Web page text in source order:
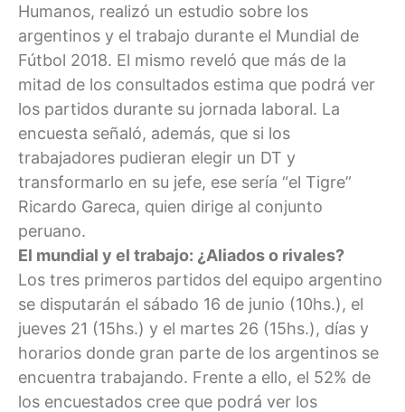
Humanos, realizó un estudio sobre los
argentinos y el trabajo durante el Mundial de
Fútbol 2018. El mismo reveló que más de la
mitad de los consultados estima que podrá ver
los partidos durante su jornada laboral. La
encuesta señaló, además, que si los
trabajadores pudieran elegir un DT y
transformarlo en su jefe, ese sería “el Tigre”
Ricardo Gareca, quien dirige al conjunto
peruano.
El mundial y el trabajo: ¿Aliados o rivales?
Los tres primeros partidos del equipo argentino
se disputarán el sábado 16 de junio (10hs.), el
jueves 21 (15hs.) y el martes 26 (15hs.), días y
horarios donde gran parte de los argentinos se
encuentra trabajando. Frente a ello, el 52% de
los encuestados cree que podrá ver los